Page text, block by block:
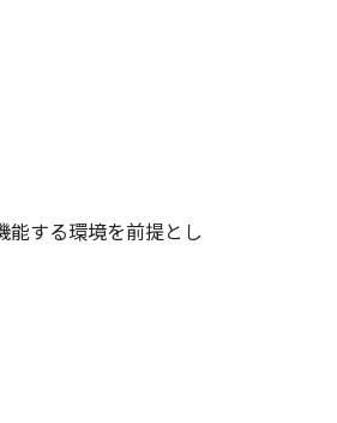
能する環境を前提とし